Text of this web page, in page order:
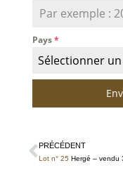
Pays*
Sélectionner
PRÉCÉDENT
Lot n° 25 Hergé – vendu